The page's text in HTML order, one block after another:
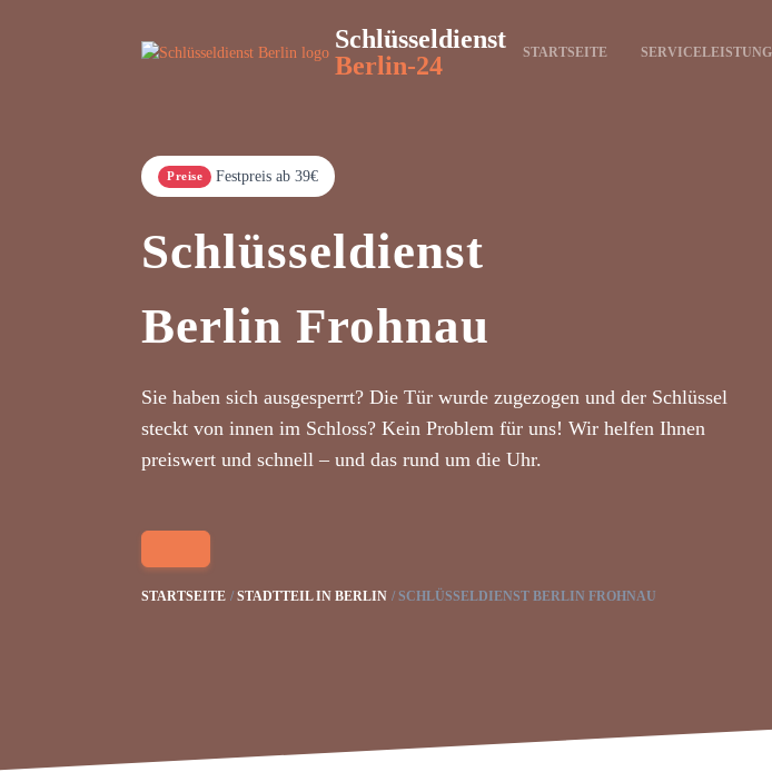
Schlüsseldienst
Berlin-24
STARTSEITE
Preise Festpreis ab 39€
Schlüsseldienst
Berlin Frohnau
Sie haben sich ausgesperrt? Die Tür wurde zugezogen und der Schlüssel
steckt von innen im Schloss? Kein Problem für uns! Wir helfen Ihnen
preiswert und schnell – und das rund um die Uhr.
STARTSEITE STADTTEIL IN BERLIN SCHLÜSSELDIENST BERLIN FROHNAU